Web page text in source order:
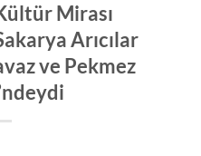
Mirası
Arıcılar
ve Pekmez